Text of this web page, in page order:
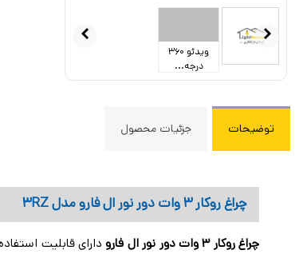
ویدئو 360
درجه...
توضیحات جزئیات محصول
چراغ روکار 3 وات دور نور ال فارو مدل 3RZ
چراغ روکار 3 وات دور نور ال فارو
دارای قابلیت